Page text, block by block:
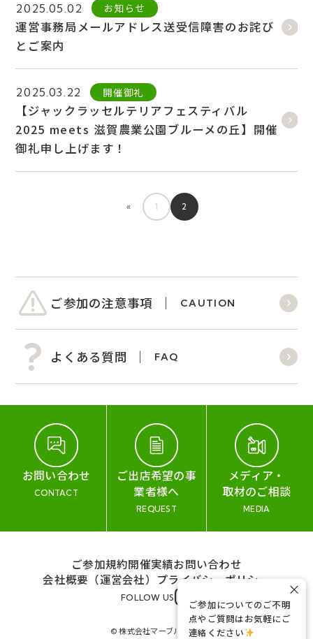
2025.05.02 お知らせ
運営事務局メールアドレス送受信障害のお詫び
とご案内
2025.03.22 開催御礼
【ジャックラッセルテリアフェスティバル
2025 meets 滋賀農業公園ブルーメの丘】開催
御礼申し上げます！
« 1 2
ご参加の注意事項 CAUTION
よくある質問 FAQ
お問い合わせ
CONTACT
ご出店希望の事
業者様へ
REQUEST
メディア・
取材のご相談
MEDIA
ご参加規約開催実績お問い合わせ
会社概要（運営会社） プライバシーポリシー
FOLLOW US
© 株式会社マーブル&コー
ご参加についてのご不明
点やご質問はお気軽にご
連絡ください
×